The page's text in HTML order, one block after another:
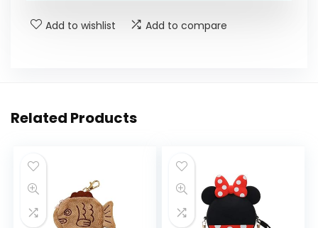
Add to wishlist Add to compare
Related Products